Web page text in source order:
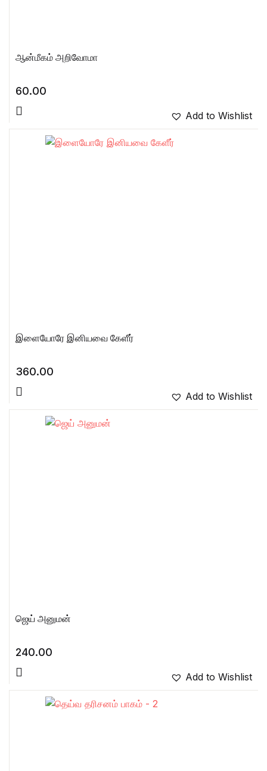
ஆன்மீகம் அறிவோமா
60.00
Add to Wishlist
இளையோரே இனியவை கேளீர்
360.00
Add to Wishlist
ஜெய் அனுமன்
240.00
Add to Wishlist